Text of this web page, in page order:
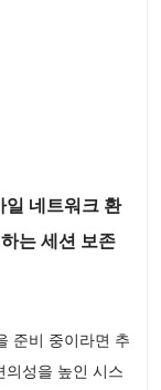
네트워크 환
는 세션 보존
준비 중이라면 추
성을 높인 시스